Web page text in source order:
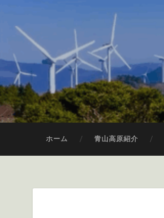
ホーム 青山高原紹介